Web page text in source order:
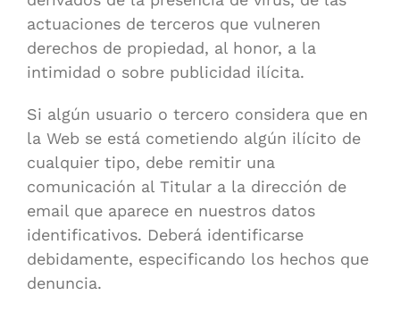
actuaciones de terceros que vulneren
derechos de propiedad, al honor, a la
intimidad o sobre publicidad ilícita.
Si algún usuario o tercero considera que en
la Web se está cometiendo algún ilícito de
cualquier tipo, debe remitir una
comunicación al Titular a la dirección de
email que aparece en nuestros datos
identificativos. Deberá identificarse
debidamente, especificando los hechos que
denuncia.